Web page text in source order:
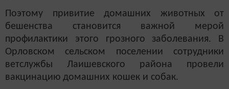
Поэтому привитие домашних животных от
бешенства становится важной мерой
профилактики этого грозного заболевания. В
Орловском сельском поселении сотрудники
ветслужбы Лаишевского района провели
вакцинацию домашних кошек и собак.